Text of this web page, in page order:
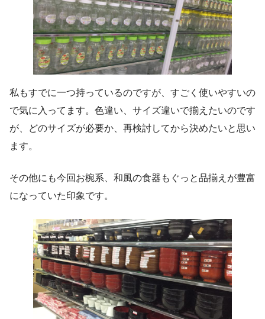
私もすでに一つ持っているのですが、すごく使いやすいの
で気に入ってます。色違い、サイズ違いで揃えたいのです
が、どのサイズが必要か、再検討してから決めたいと思い
ます。
その他にも今回お椀系、和風の食器もぐっと品揃えが豊富
になっていた印象です。